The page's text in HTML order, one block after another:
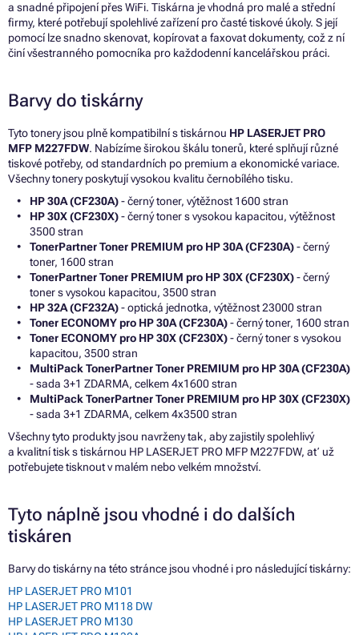
a snadné připojení přes WiFi. Tiskárna je vhodná pro malé a střední
firmy, které potřebují spolehlivé zařízení pro časté tiskové úkoly. S její
pomocí lze snadno skenovat, kopírovat a faxovat dokumenty, což z ní
činí všestranného pomocníka pro každodenní kancelářskou práci.
Barvy do tiskárny
Tyto tonery jsou plně kompatibilní s tiskárnou HP LASERJET PRO
MFP M227FDW. Nabízíme širokou škálu tonerů, které splňují různé
tiskové potřeby, od standardních po premium a ekonomické variace.
Všechny tonery poskytují vysokou kvalitu černobílého tisku.
HP 30A (CF230A)- černý toner, výtěžnost 1600 stran
HP 30X (CF230X)- černý toner s vysokou kapacitou, výtěžnost
3500 stran
TonerPartner Toner PREMIUM pro HP 30A (CF230A)- černý
toner, 1600 stran
TonerPartner Toner PREMIUM pro HP 30X (CF230X)- černý
toner s vysokou kapacitou, 3500 stran
HP 32A (CF232A)- optická jednotka, výtěžnost 23000 stran
Toner ECONOMY pro HP 30A (CF230A)- černý toner, 1600 stran
Toner ECONOMY pro HP 30X (CF230X)- černý toner s vysokou
kapacitou, 3500 stran
MultiPack TonerPartner Toner PREMIUM pro HP 30A (CF230A)
- sada 3+1 ZDARMA, celkem 4x1600 stran
MultiPack TonerPartner Toner PREMIUM pro HP 30X (CF230X)
- sada 3+1 ZDARMA, celkem 4x3500 stran
Všechny tyto produkty jsou navrženy tak, aby zajistily spolehlivý
a kvalitní tisk s tiskárnou HP LASERJET PRO MFP M227FDW, ať už
potřebujete tisknout v malém nebo velkém množství.
Tyto náplně jsou vhodné i do dalších
tiskáren
Barvy do tiskárny na této stránce jsou vhodné i pro následující tiskárny:
HP LASERJET PRO M101
HP LASERJET PRO M118 DW
HP LASERJET PRO M130